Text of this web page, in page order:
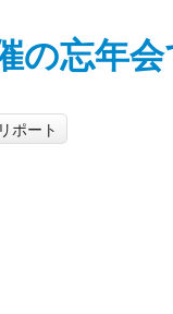
の忘年
リポート